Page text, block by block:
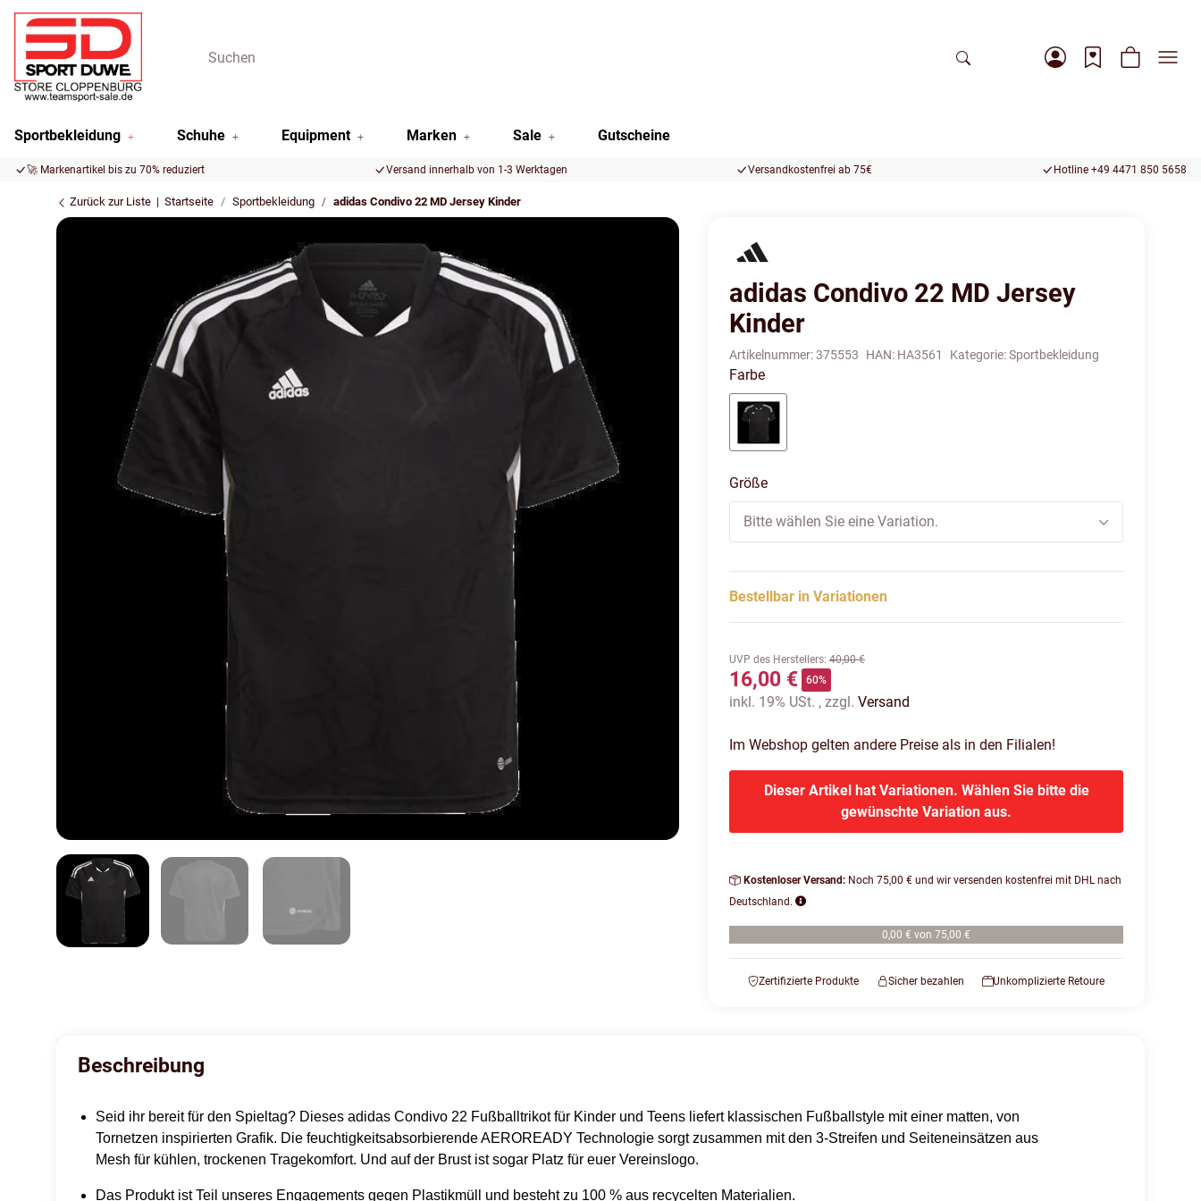
Sportbekleidung Schuhe Equipment Marken Sale Gutscheine
🚀 Markenartikel bis zu 70% reduziert Versand innerhalb von 1-3 Werktagen Versandkostenfrei ab 75€ Hotline +49 4471 850 5658
Zurück zur Liste Startseite Sportbekleidung adidas Condivo 22 MD Jersey Kinder
adidas Condivo 22 MD Jersey
Kinder
Artikelnummer:375553 HAN: HA3561 Kategorie:Sportbekleidung
Farbe
Größe
Bitte wählen Sie eine Variation.
Bestellbar in Variationen
UVP des Herstellers:40,00 €
16,00 € 60%
inkl. 19% USt. , zzgl.Versand
Im Webshop gelten andere Preise als in den Filialen!
Dieser Artikel hat Variationen. Wählen Sie bitte die
gewünschte Variation aus.
Kostenloser Versand: Noch 75,00 € und wir versenden kostenfrei mit DHL nach
Deutschland.
0,00 € von 75,00 €
Zertifizierte Produkte Sicher bezahlen Unkomplizierte Retoure
Beschreibung
Seid ihr bereit für den Spieltag? Dieses adidas Condivo 22 Fußballtrikot für Kinder und Teens liefert klassischen Fußballstyle mit einer matten, von
Tornetzen inspirierten Grafik. Die feuchtigkeitsabsorbierende AEROREADY Technologie sorgt zusammen mit den 3-Streifen und Seiteneinsätzen aus
Mesh für kühlen, trockenen Tragekomfort. Und auf der Brust ist sogar Platz für euer Vereinslogo.
Das Produkt ist Teil unseres Engagements gegen Plastikmüll und besteht zu 100 % aus recycelten Materialien.